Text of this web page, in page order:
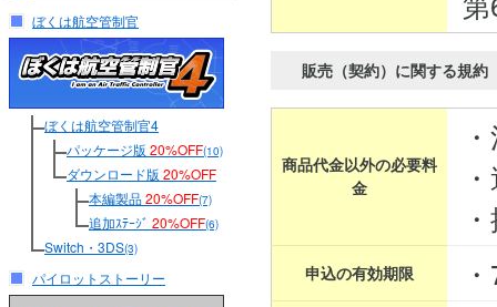
ぼくは航空管制官
ぼくは航空管制官4
パッケージ版 20%OFF(10)
ダウンロード版 20%OFF
本編製品20%OFF(7)
追加ｽﾃｰｼﾞ 20%OFF(6)
Switch・3DS(3)
パイロットストーリー
販売（契約）に関する規約
商品代金以外の必要料
金
申込の有効期限